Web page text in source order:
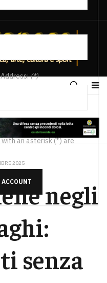
(*)
with an asterisk (*) are
ACCOUNT
2025
negli
senza